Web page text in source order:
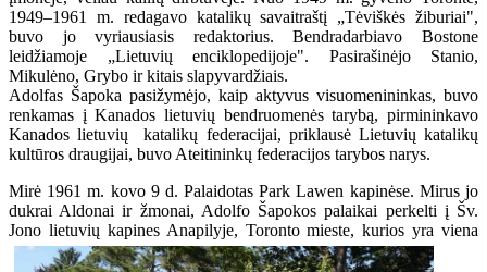
1949–1961 m. redagavo katalikų savaitraštį „Tėviškės žiburiai",
buvo jo vyriausiasis redaktorius. Bendradarbiavo Bostone
leidžiamoje „Lietuvių enciklopedijoje". Pasirašinėjo Stanio,
Mikulėno, Grybo ir kitais slapyvardžiais.
Adolfas Šapoka pasižymėjo, kaip aktyvus visuomenininkas, buvo
renkamas į Kanados lietuvių bendruomenės tarybą, pirmininkavo
Kanados lietuvių katalikų federacijai, priklausė Lietuvių katalikų
kultūros draugijai, buvo Ateitininkų federacijos tarybos narys.
Mirė 1961 m. kovo 9 d. Palaidotas Park Lawen kapinėse. Mirus jo
dukrai Aldonai ir žmonai, Adolfo Šapokos palaikai perkelti į Šv.
Jono lietuvių kapines Anapilyje, Toronto mieste, kurios yra viena